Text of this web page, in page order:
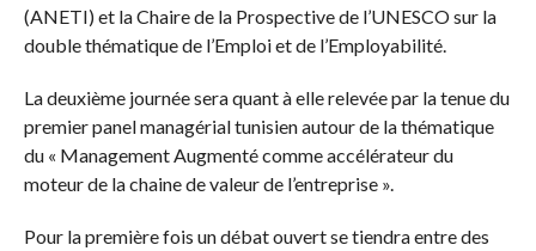
(ANETI) et la Chaire de la Prospective de l’UNESCO sur la
double thématique de l’Emploi et de l’Employabilité.
La deuxième journée sera quant à elle relevée par la tenue du
premier panel managérial tunisien autour de la thématique
du « Management Augmenté comme accélérateur du
moteur de la chaine de valeur de l’entreprise ».
Pour la première fois un débat ouvert se tiendra entre des